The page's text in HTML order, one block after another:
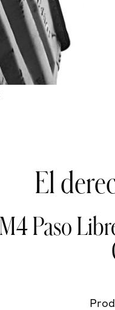
El
Paso